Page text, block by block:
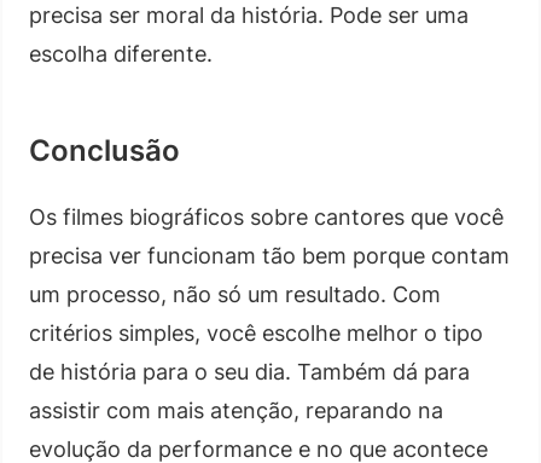
precisa ser moral da história. Pode ser uma
escolha diferente.
Conclusão
Os filmes biográficos sobre cantores que você
precisa ver funcionam tão bem porque contam
um processo, não só um resultado. Com
critérios simples, você escolhe melhor o tipo
de história para o seu dia. Também dá para
assistir com mais atenção, reparando na
evolução da performance e no que acontece